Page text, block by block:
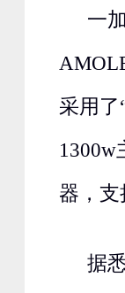
一
采用了
1300w
器，支
据